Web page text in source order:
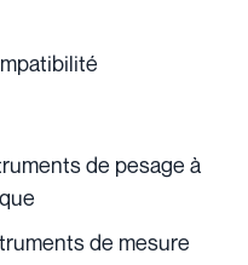
de pesage à
de mesure